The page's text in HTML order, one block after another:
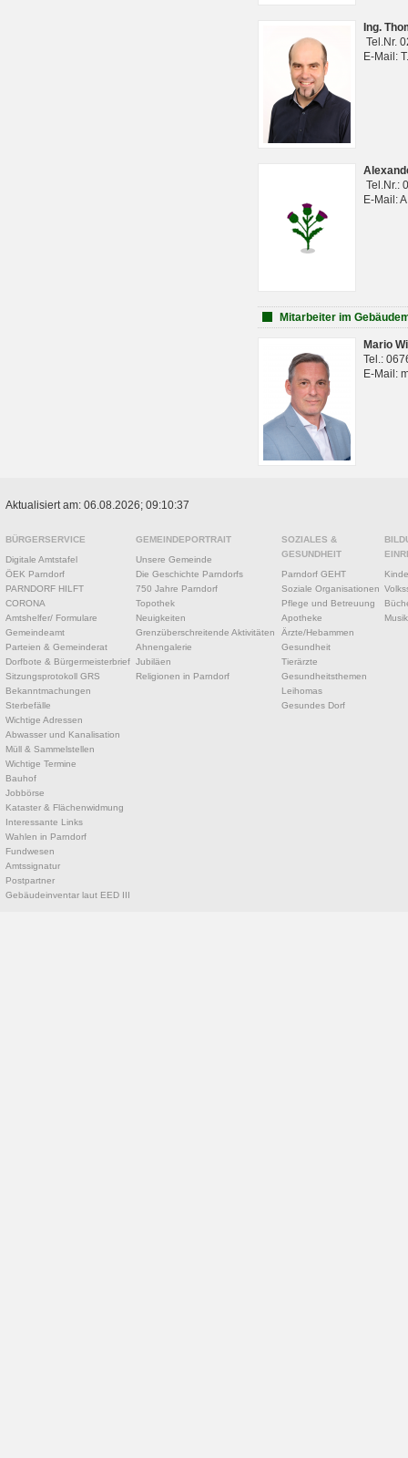
Ing.
Tel.Nr.
E-Mail:
Tel.Nr.:
E-Mail:
Mitarbeiter im
Mario
Tel.:
E-Mail:
Aktualisiert am: 06.08.2026; 09:10:37
BÜRGERSERVICE
Digitale Amtstafel
ÖEK Parndorf
PARNDORF HILFT
CORONA
Amtshelfer/ Formulare
Gemeindeamt
Parteien & Gemeinderat
Dorfbote & Bürgermeisterbrief
Sitzungsprotokoll GRS
Bekanntmachungen
Sterbefälle
Wichtige Adressen
Abwasser und Kanalisation
Müll & Sammelstellen
Wichtige Termine
Bauhof
Jobbörse
Kataster & Flächenwidmung
Interessante Links
Wahlen in Parndorf
Fundwesen
Amtssignatur
Postpartner
Gebäudeinventar laut EED III
GEMEINDEPORTRAIT
Unsere Gemeinde
Die Geschichte Parndorfs
750 Jahre Parndorf
Topothek
Neuigkeiten
Grenzüberschreitende Aktivitäten
Ahnengalerie
Jubiläen
Religionen in Parndorf
SOZIALES &
GESUNDHEIT
Parndorf GEHT
Soziale Organisationen
Pflege und Betreuung
Apotheke
Ärzte/Hebammen
Gesundheit
Tierärzte
Gesundheitsthemen
Leihomas
Gesundes Dorf